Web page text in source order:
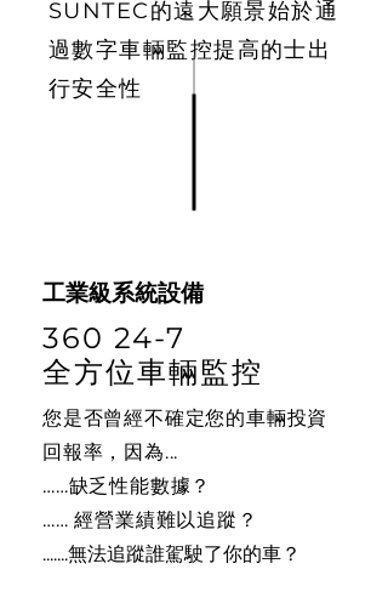
SUNTEC的遠大願景始於通
過數字車輛監控提高的士出
行安全性
工業級系統設備
360 24-7
全方位車輛監控
您是否曾經不確定您的車輛投資
回報率，因為...
……缺乏性能數據？
…… 經營業績難以追蹤？
.......無法追蹤誰駕駛了你的車？